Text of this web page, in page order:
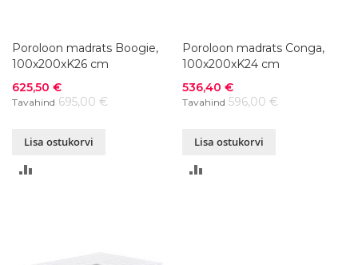
Poroloon madrats Boogie,
100x200xK26 cm
Soodushind
625,50 €
Tavahind 695,00 €
Lisa ostukorvi
Poroloon madrats Conga,
100x200xK24 cm
Soodushind
536,40 €
Tavahind 596,00 €
Lisa ostukorvi